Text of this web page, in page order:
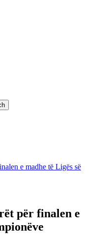
e madhe të Ligës së
për finalen e